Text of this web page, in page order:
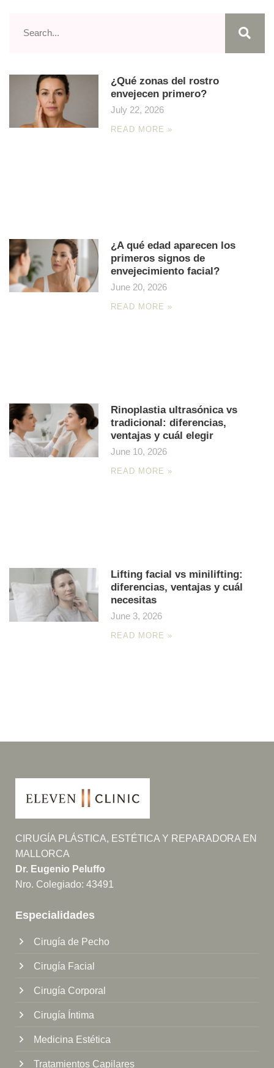
¿Qué zonas del rostro
envejecen primero?
July 22, 2026
READ MORE »
¿A qué edad aparecen los
primeros signos de
envejecimiento facial?
June 20, 2026
READ MORE »
Rinoplastia ultrasónica vs
tradicional: diferencias,
ventajas y cuál elegir
June 10, 2026
READ MORE »
Lifting facial vs minilifting:
diferencias, ventajas y cuál
necesitas
June 3, 2026
READ MORE »
CIRUGÍA PLÁSTICA, ESTÉTICA Y REPARADORA EN
MALLORCA
Dr. Eugenio Peluffo
Nro. Colegiado: 43491
Especialidades
Cirugía de Pecho
Cirugía Facial
Cirugía Corporal
Cirugía Íntima
Medicina Estética
Tratamientos Capilares